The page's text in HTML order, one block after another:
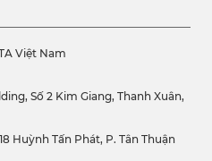
Việt Nam
Số 2 Kim Giang, Thanh Xuân,
Huỳnh Tấn Phát, P. Tân Thuận